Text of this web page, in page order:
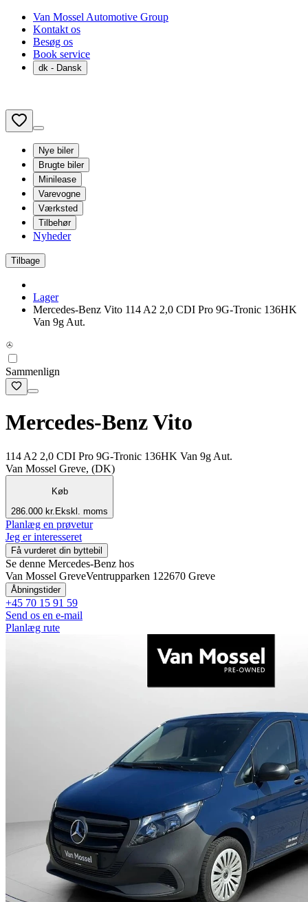
Van Mossel Automotive Group
Kontakt os
Besøg os
Book service
dk - Dansk
Nye biler
Brugte biler
Minilease
Varevogne
Værksted
Tilbehør
Nyheder
Tilbage
Lager
Mercedes-Benz Vito 114 A2 2,0 CDI Pro 9G-Tronic 136HK
Van 9g Aut.
Sammenlign
Mercedes-Benz Vito
114 A2 2,0 CDI Pro 9G-Tronic 136HK Van 9g Aut.
Van Mossel Greve, (DK)
Køb
286.000 kr. Ekskl. moms
Planlæg en prøvetur
Jeg er interesseret
Få vurderet din byttebil
Se denne Mercedes-Benz hos
Van Mossel GreveVentrupparken 122670 Greve
Åbningstider
+45 70 15 91 59
Send os en e-mail
Planlæg rute